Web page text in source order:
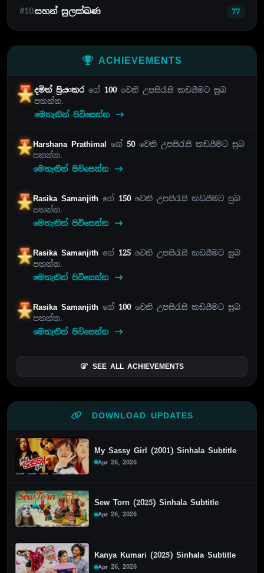
#10සහන් සුලක්ඛණ 77
ACHIEVEMENTS
දමිත් ප්‍රියංකරගේ 100වෙනි උපසිරැසි කඩයීමට සුබ
පතන්න.
මෙතැනින් පිවිසෙන්න
Harshana Prathimal ගේ 50වෙනි උපසිරැසි කඩයීමට සුබ
පතන්න.
මෙතැනින් පිවිසෙන්න
Rasika Samanjithගේ 150වෙනි උපසිරැසි කඩයීමට සුබ
පතන්න.
මෙතැනින් පිවිසෙන්න
Rasika Samanjithගේ 125 වෙනි උපසිරැසි කඩයීමට සුබ
පතන්න.
මෙතැනින් පිවිසෙන්න
Rasika Samanjithගේ 100වෙනි උපසිරැසි කඩයීමට සුබ
පතන්න.
මෙතැනින් පිවිසෙන්න
SEE ALL ACHIEVEMENTS
DOWNLOAD UPDATES
My Sassy Girl (2001) Sinhala Subtitle
Apr 26, 2026
Sew Torn (2025) Sinhala Subtitle
Apr 26, 2026
Kanya Kumari (2025) Sinhala Subtitle
Apr 26, 2026